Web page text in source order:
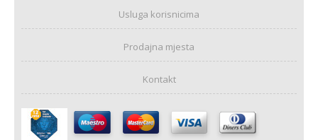
Usluga korisnicima
Prodajna mjesta
Kontakt